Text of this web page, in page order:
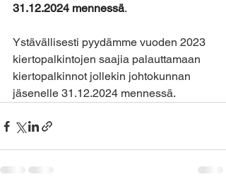
31.12.2024 mennessä.
Ystävällisesti pyydämme vuoden 2023
kiertopalkintojen saajia palauttamaan
kiertopalkinnot jollekin johtokunnan
jäsenelle 31.12.2024 mennessä.